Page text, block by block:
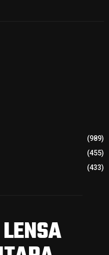
(989)
(455)
(433)